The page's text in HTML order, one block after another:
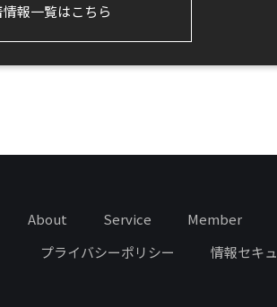
情報一覧はこちら
About Service Member
プライバシーポリシー
情報セキ